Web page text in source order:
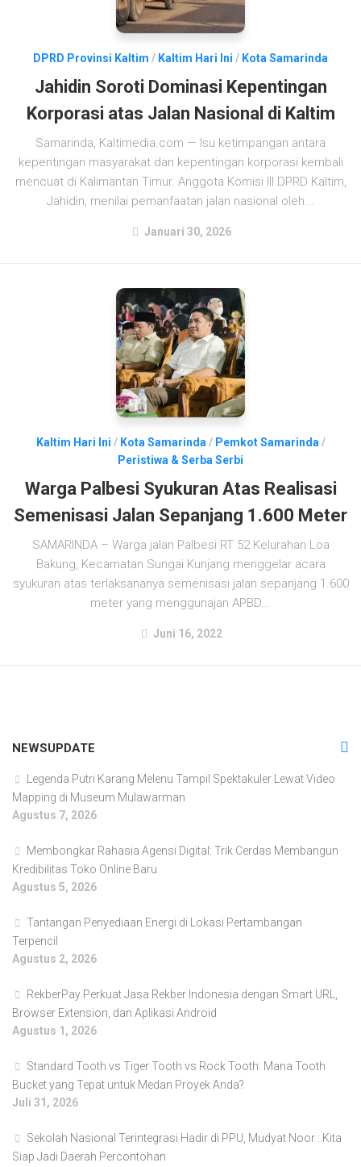
DPRD Provinsi Kaltim / Kaltim Hari Ini / Kota Samarinda
Jahidin Soroti Dominasi Kepentingan
Korporasi atas Jalan Nasional di Kaltim
Samarinda, Kaltimedia.com — Isu ketimpangan antara
kepentingan masyarakat dan kepentingan korporasi kembali
mencuat di Kalimantan Timur. Anggota Komisi III DPRD Kaltim,
Jahidin, menilai pemanfaatan jalan nasional oleh...
Januari 30, 2026
Kaltim Hari Ini / Kota Samarinda / Pemkot Samarinda /
Peristiwa & Serba Serbi
Warga Palbesi Syukuran Atas Realisasi
Semenisasi Jalan Sepanjang 1.600 Meter
SAMARINDA – Warga jalan Palbesi RT 52 Kelurahan Loa
Bakung, Kecamatan Sungai Kunjang menggelar acara
syukuran atas terlaksananya semenisasi jalan sepanjang 1.600
meter yang menggunajan APBD...
Juni 16, 2022
NEWSUPDATE
Legenda Putri Karang Melenu Tampil Spektakuler Lewat Video
Mapping di Museum Mulawarman
Agustus 7, 2026
Membongkar Rahasia Agensi Digital: Trik Cerdas Membangun
Kredibilitas Toko Online Baru
Agustus 5, 2026
Tantangan Penyediaan Energi di Lokasi Pertambangan
Terpencil
Agustus 2, 2026
RekberPay Perkuat Jasa Rekber Indonesia dengan Smart URL,
Browser Extension, dan Aplikasi Android
Agustus 1, 2026
Standard Tooth vs Tiger Tooth vs Rock Tooth: Mana Tooth
Bucket yang Tepat untuk Medan Proyek Anda?
Juli 31, 2026
Sekolah Nasional Terintegrasi Hadir di PPU, Mudyat Noor : Kita
Siap Jadi Daerah Percontohan